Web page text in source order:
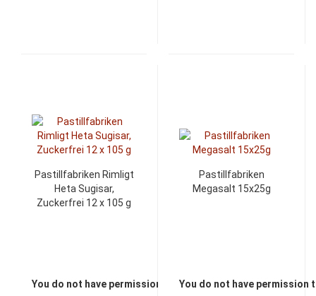
Pastillfabriken Rimligt
Heta Sugisar,
Zuckerfrei 12 x 105 g
You do not have permission to view the prices
Pastillfabriken
Megasalt 15x25g
You do not have permission